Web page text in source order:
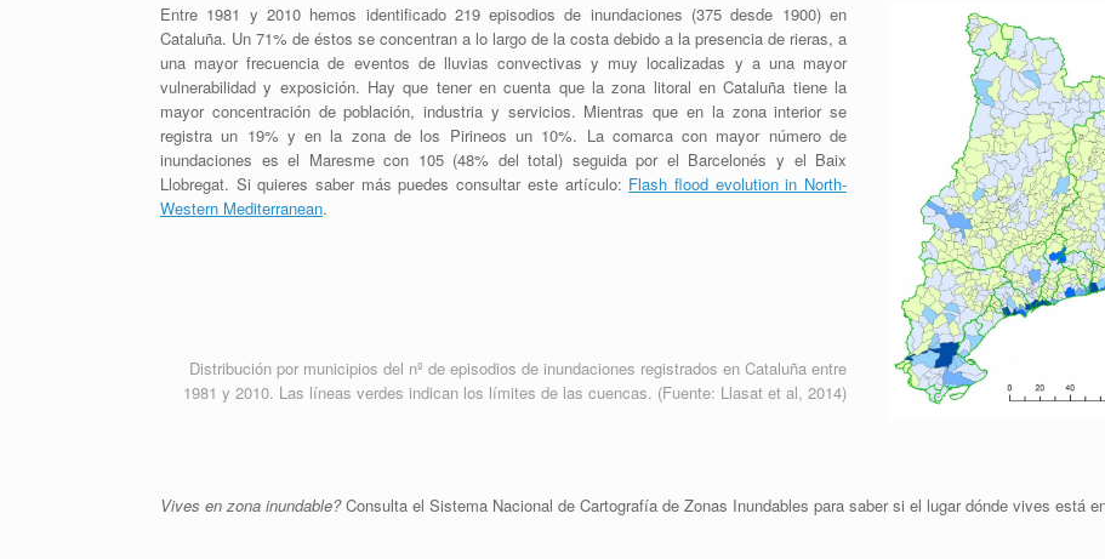
Entre 1981 y 2010 hemos identificado 219 episodios de inundaciones (375 desde 1900) en
Cataluña. Un 71% de éstos se concentran a lo largo de la costa debido a la presencia de rieras, a
una mayor frecuencia de eventos de lluvias convectivas y muy localizadas y a una mayor
vulnerabilidad y exposición. Hay que tener en cuenta que la zona litoral en Cataluña tiene la
mayor concentración de población, industria y servicios. Mientras que en la zona interior se
registra un 19% y en la zona de los Pirineos un 10%. La comarca con mayor número de
inundaciones es el Maresme con 105 (48% del total) seguida por el Barcelonés y el Baix
Llobregat. Si quieres saber más puedes consultar este artículo: Flash flood evolution in North-
Western Mediterranean.
Distribución por municipios del nº de episodios de inundaciones registrados en Cataluña entre
1981 y 2010. Las líneas verdes indican los límites de las cuencas. (Fuente: Llasat et al, 2014)
Vives en zona inundable?Consulta el Sistema Nacional de Cartografía de Zonas Inundables para saber si el lugar dónde vives está